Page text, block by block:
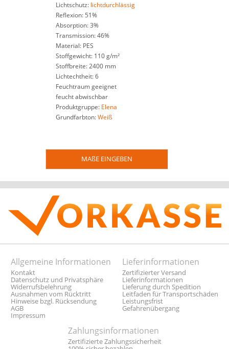
Lichtschutz: lichtdurchlässig
Reflexion: 51%
Absorption: 3%
Transmission: 46%
Material: PES
Stoffgewicht: 110 g/m²
Stoffbreite: 2400 mm
Lichtechtheit: 6
Feuchtraum geeignet
feucht abwischbar
Produktgruppe: Elena
Grundfarbton:Weiß
MAßE EINGEBEN
Allgemeine Informationen
Kontakt
Datenschutz und Privatsphäre
Widerrufsbelehrung
Ausnahmen vom Rücktritt
Hinweise bzgl. Rücksendung
AGB
Impressum
Lieferinformationen
Zertifizierter Versand
Lieferinformationen
Lieferung durch Spedition
Leitfaden für Transportschäden
Leistungsfrist
Gefahrenübergang
Zahlungsinformationen
Zertifizierte Zahlungssicherheit